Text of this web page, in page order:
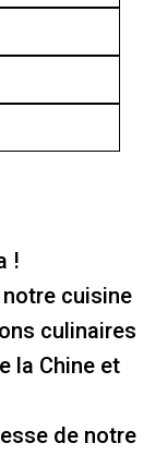
!
cuisine
culinaires
la Chine et
de notre